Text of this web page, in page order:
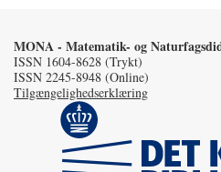
MONA - Matematik- og
ISSN 1604-8628 (Trykt)
ISSN 2245-8948 (Online)
Tilgængelighedserklæring